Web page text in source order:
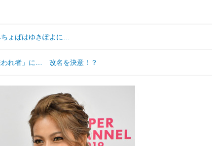
ょぱはゆきぽよに…
われ者」に… 改名を決意！？